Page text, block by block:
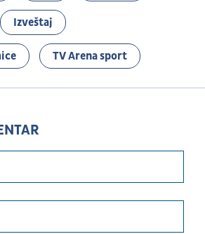
Izveštaj
TV Arena sport